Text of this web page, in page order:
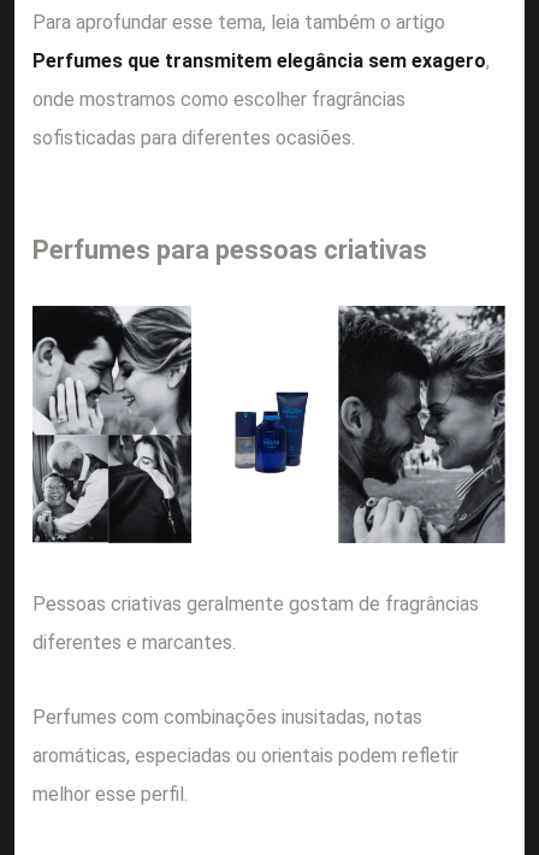
Para aprofundar esse tema, leia também o artigo
Perfumes que transmitem elegância sem exagero,
onde mostramos como escolher fragrâncias
sofisticadas para diferentes ocasiões.
Perfumes para pessoas criativas
Pessoas criativas geralmente gostam de fragrâncias
diferentes e marcantes.
Perfumes com combinações inusitadas, notas
aromáticas, especiadas ou orientais podem refletir
melhor esse perfil.